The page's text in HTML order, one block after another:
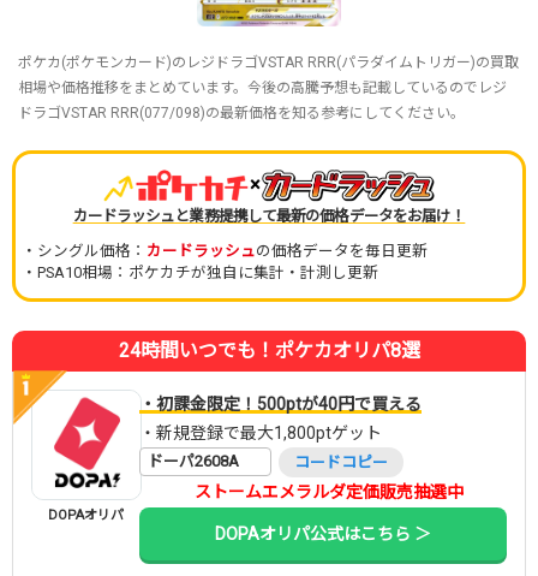
ポケカ(ポケモンカード)のレジドラゴVSTAR RRR(パラダイムトリガー)の買取
相場や価格推移をまとめています。今後の高騰予想も記載しているのでレジ
ドラゴVSTAR RRR(077/098)の最新価格を知る参考にしてください。
×
カードラッシュと業務提携して最新の価格データをお届け！
・シングル価格： カードラッシュの価格データを毎日更新
・PSA10相場：ポケカチが独自に集計・計測し更新
24時間いつでも！ポケカオリパ8選
DOPAオリパ
・初課金限定！500ptが40円で買える
・新規登録で最大1,800ptゲット
ドーパ2608A コードコピー
ストームエメラルダ定価販売抽選中
DOPAオリパ公式はこちら ＞